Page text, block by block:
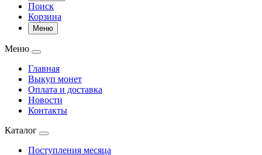
Поиск
Корзина
Меню
Меню
Главная
Выкуп монет
Оплата и доставка
Новости
Контакты
Каталог
Поступления месяца